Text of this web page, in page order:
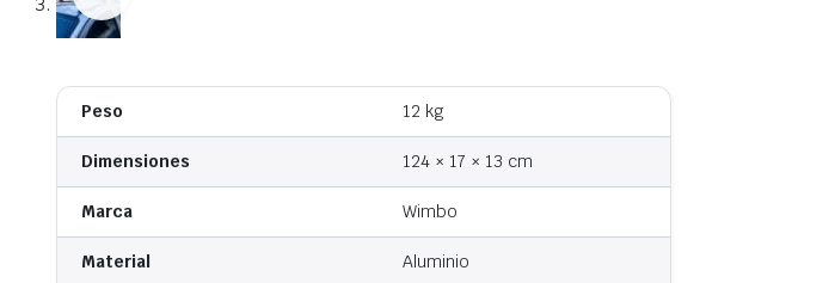
Peso 12 kg
Dimensiones 124 × 17 × 13 cm
Marca Wimbo
Material Aluminio